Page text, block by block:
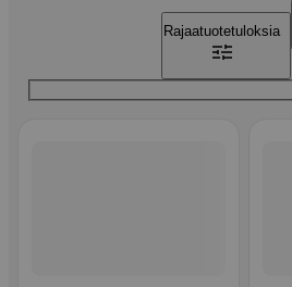
Rajaatuotetuloksia